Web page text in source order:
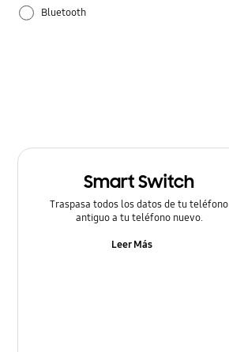
Bluetooth
Smart Switch
Traspasa todos los datos de tu teléfono
antiguo a tu teléfono nuevo.
Leer Más